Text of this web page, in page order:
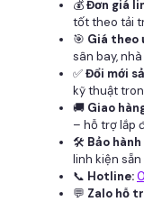
💰Đơn giá
tốt theo tải
🎯 Giá theo
sân bay,
✅Đổi mới
kỹ thuật
🚚 Giao
– hỗ trợ lắp
🛠 Bảo
linh kiện sẵn
📞 Hotline:
💬 Zalo hỗ